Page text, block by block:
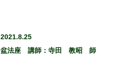
2021.8.25
盆法座 講師：寺田 教昭 師